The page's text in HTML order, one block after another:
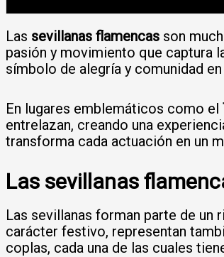
Las sevillanas flamencas son
pasión y movimiento que captura
símbolo de alegría y comunidad
En lugares emblemáticos como el
entrelazan, creando una
transforma cada actuación en un
Las sevillanas
Las sevillanas forman parte de
carácter festivo, representan
coplas, cada una de las cuales